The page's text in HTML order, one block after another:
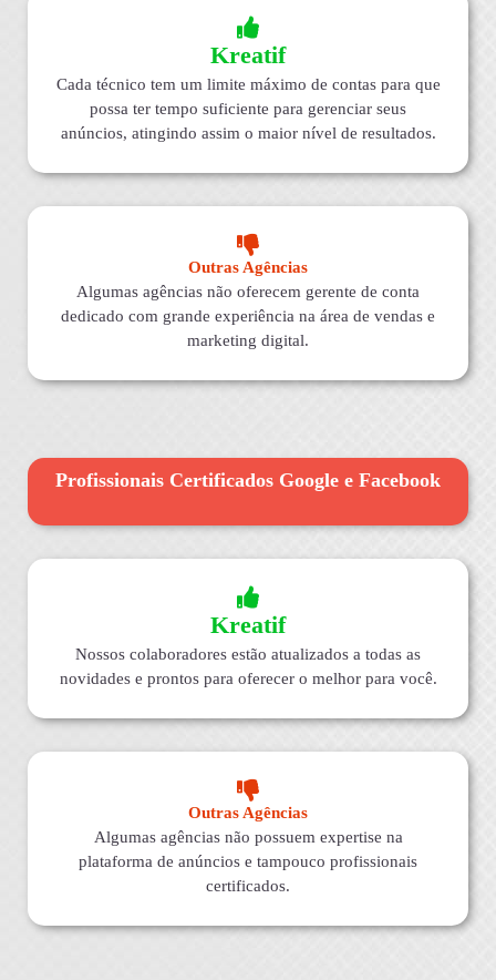
Kreatif
Cada técnico tem um limite máximo de contas para que
possa ter tempo suficiente para gerenciar seus
anúncios, atingindo assim o maior nível de resultados.
Outras Agências
Algumas agências não oferecem gerente de conta
dedicado com grande experiência na área de vendas e
marketing digital.
Profissionais Certificados Google e Facebook
Kreatif
Nossos colaboradores estão atualizados a todas as
novidades e prontos para oferecer o melhor para você.
Outras Agências
Algumas agências não possuem expertise na
plataforma de anúncios e tampouco profissionais
certificados.